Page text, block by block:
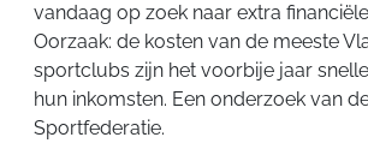
vandaag op zoek naar extra
Oorzaak: de kosten van de meeste
sportclubs zijn het voorbije jaar
hun inkomsten. Een onderzoek van
Sportfederatie.